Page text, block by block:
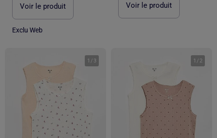
Voir le produit
Exclu Web
Voir le produit
1 / 3 1 / 2